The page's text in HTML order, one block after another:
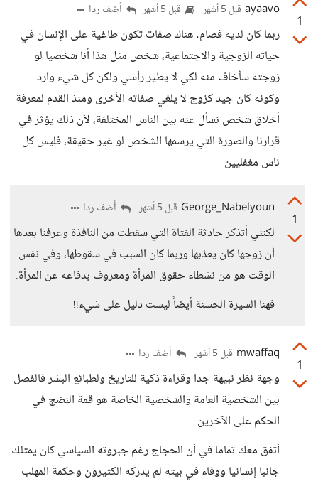
1
ayaavo قبل 5 أشهر قبل 5 أشهر أضف ردا
ربما كان لديه فصام، هناك صفات تكون طاغية على الإنسان في
حياته الزوجية والاجتماعية، شخص مثل هذا أنا شخصيا لو
زوجته سأخاف منه لكي لا يطير رأسي ولكن كل شيء وارد
وكونه كان جيد كزوج لا يلغي صفاته الأخرى ومنذ القدم لمعرفة
أخلاق شخص نسأل عنه بين الناس المختلفة، لأن ذلك يؤثر في
قرارنا والصورة التي يرسمها الشخص لو غير حقيقة، فليس كل
ناس مغفليين
1
George_Nabelyoun قبل 5 أشهر أضف ردا
لكنني أتذكر حادثة الفتاة التي سقطت من النافذة وعرفنا بعدها
أن زوجها كان يعذبها وربما كان السبب في سقوطها، وفي نفس
الوقت هو من نشطاء حقوق المرأة ومعروف بدفاعه عن المرأة.
فهنا السيرة الحسنة أيضاً ليست دليل على شيء!!
1
mwaffaq قبل 5 أشهر أضف ردا
وجهة نظر نبيهة جدا وقراءة ذكية للتاريخ ولطبائع البشر فالفصل
بين الشخصية العامة والشخصية الخاصة هو قمة النضج في
الحكم على الآخرين
أتفق معك تماما في أن الحجاج رغم جبروته السياسي كان يمتلك
جانبا إنسانيا ووفاء في بيته لم يدركه الكثيرون وحكمة المهلب